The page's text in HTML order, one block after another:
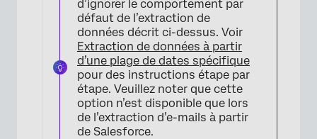
d’ignorer le comportement par
défaut de l’extraction de
données décrit ci-dessus. Voir
Extraction de données à partir
d’une plage de dates spécifique
pour des instructions étape par
étape. Veuillez noter que cette
option n’est disponible que lors
de l’extraction d’e-mails à partir
de Salesforce.